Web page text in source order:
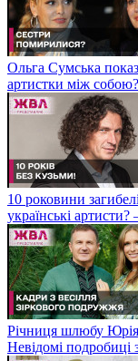
Ольга Сумська
артистки між
10 роковини
українські
Річниця шлюбу
Невідомі подробиці